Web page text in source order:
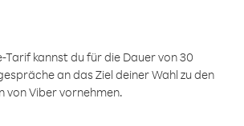
Tarif kannst du für die Dauer von 30
an das Ziel deiner Wahl zu den
von Viber vornehmen.